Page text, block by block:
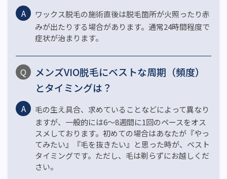
ワックス脱毛の施術直後は脱毛箇所が火照ったり赤
みが出たりする場合があります。通常24時間程度で
症状が治まります。
メンズVIO脱毛にベストな周期（頻度）
とタイミングは？
毛の生え具合、求めていることなどによって異なり
ますが、一般的には6～8週間に1回のペースをオス
スメしております。初めての場合はあなたが『やっ
てみたい』『毛を抜きたい』と思った時が、ベスト
タイミングです。ただし、毛は剃らずにお越しくだ
さい。